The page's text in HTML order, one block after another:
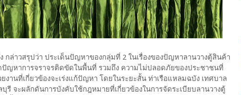
กล่าวสรุปว่า ประเด็นปัญหาของกลุ่มที่ 2 ในเรื่องของปัญหาลานวางตู้สินค้า
ญหาการจราจรติดขัดในพื้นที่ รวมถึง ความไม่ปลอดภัยของประชาชนที่
านที่เกี่ยวข้องจะเร่งแก้ปัญหา โดยในระยะสั้น ท่าเรือแหลมฉบัง เทศบาล
จะผลักดันการบังคับใช้กฎหมายที่เกี่ยวข้องในการจัดระเบียบลานวางตู้